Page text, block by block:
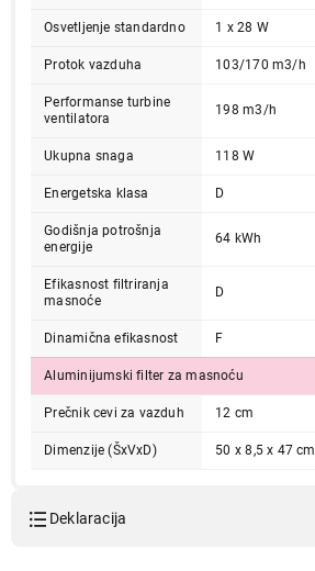
Osvetljenje standardno 1 x 28 W
Protok vazduha 103/170 m3/h
Performanse turbine
ventilatora
198 m3/h
Ukupna snaga 118 W
Energetska klasa D
Godišnja potrošnja
energije
64 kWh
Efikasnost filtriranja
masnoće
D
Dinamična efikasnost F
Aluminijumski filter za masnoću
Prečnik cevi za vazduh 12 cm
Dimenzije (ŠxVxD) 50 x 8,5 x 47 cm
Deklaracija
9.190,00
ASPIRATORI
HANSA OSC5211H
Proizvod je dodat u korpu.